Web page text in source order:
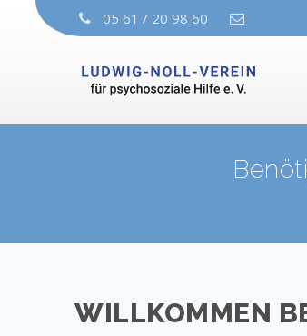
05 61 / 20 98 60
WILLKOMMEN